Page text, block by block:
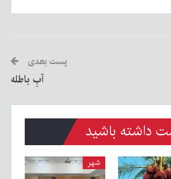
پست بعدی
آبِ باطله
داشته باشید
شهر